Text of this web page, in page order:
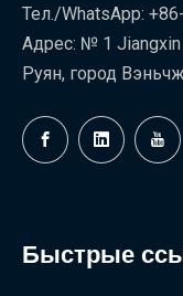
Тел./WhatsApp:
Адрес: № 1 Jiangxin
Руян, город
Быстрые